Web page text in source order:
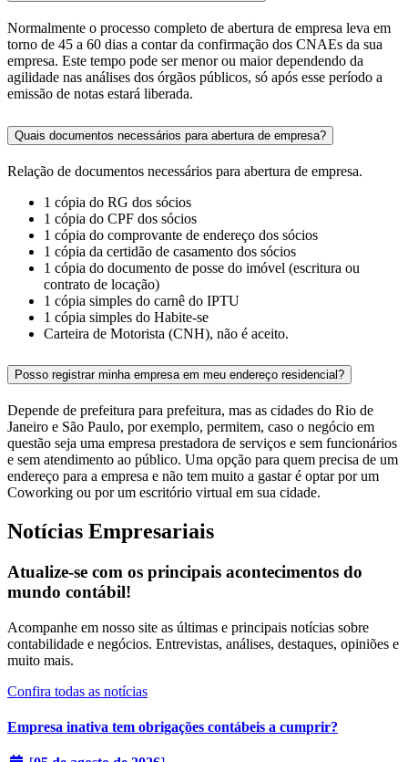
Normalmente o processo completo de abertura de empresa leva em
torno de 45 a 60 dias a contar da confirmação dos CNAEs da sua
empresa. Este tempo pode ser menor ou maior dependendo da
agilidade nas análises dos órgãos públicos, só após esse período a
emissão de notas estará liberada.
Quais documentos necessários para abertura de empresa?
Relação de documentos necessários para abertura de empresa.
1 cópia do RG dos sócios
1 cópia do CPF dos sócios
1 cópia do comprovante de endereço dos sócios
1 cópia da certidão de casamento dos sócios
1 cópia do documento de posse do imóvel (escritura ou
contrato de locação)
1 cópia simples do carnê do IPTU
1 cópia simples do Habite-se
Carteira de Motorista (CNH), não é aceito.
Posso registrar minha empresa em meu endereço residencial?
Depende de prefeitura para prefeitura, mas as cidades do Rio de
Janeiro e São Paulo, por exemplo, permitem, caso o negócio em
questão seja uma empresa prestadora de serviços e sem funcionários
e sem atendimento ao público. Uma opção para quem precisa de um
endereço para a empresa e não tem muito a gastar é optar por um
Coworking ou por um escritório virtual em sua cidade.
Notícias Empresariais
Atualize-se com os principais acontecimentos do
mundo contábil!
Acompanhe em nosso site as últimas e principais notícias sobre
contabilidade e negócios. Entrevistas, análises, destaques, opiniões e
muito mais.
Confira todas as notícias
Empresa inativa tem obrigações contábeis a cumprir?